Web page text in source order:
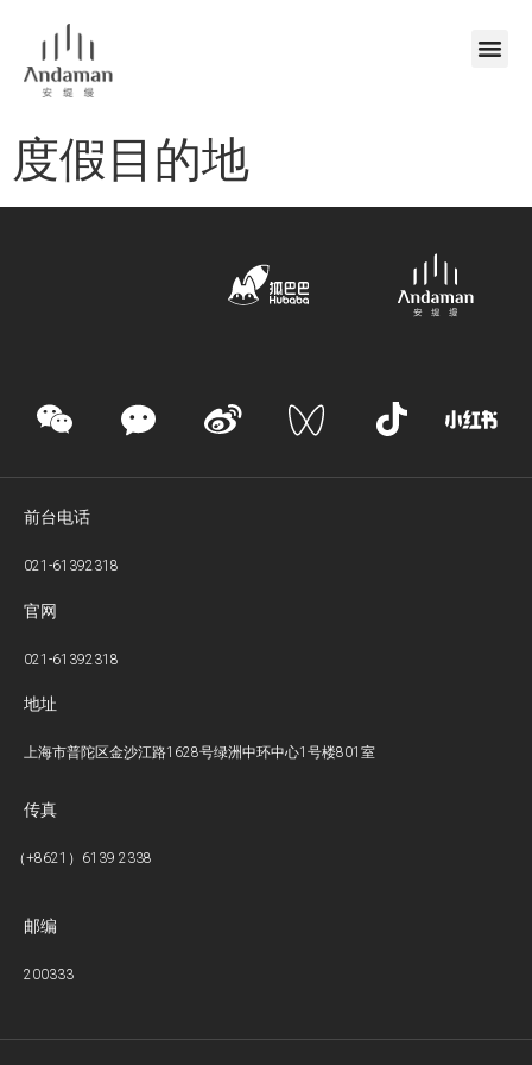
度假目的地
前台电话
021-61392318
官网
021-61392318
地址
上海市普陀区金沙江路1628号绿洲中环中心1号楼801室
传真
（+8621）6139 2338
邮编
200333